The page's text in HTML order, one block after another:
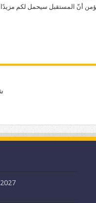
أنّ المستقبل سيحمل لكم مزيدًا